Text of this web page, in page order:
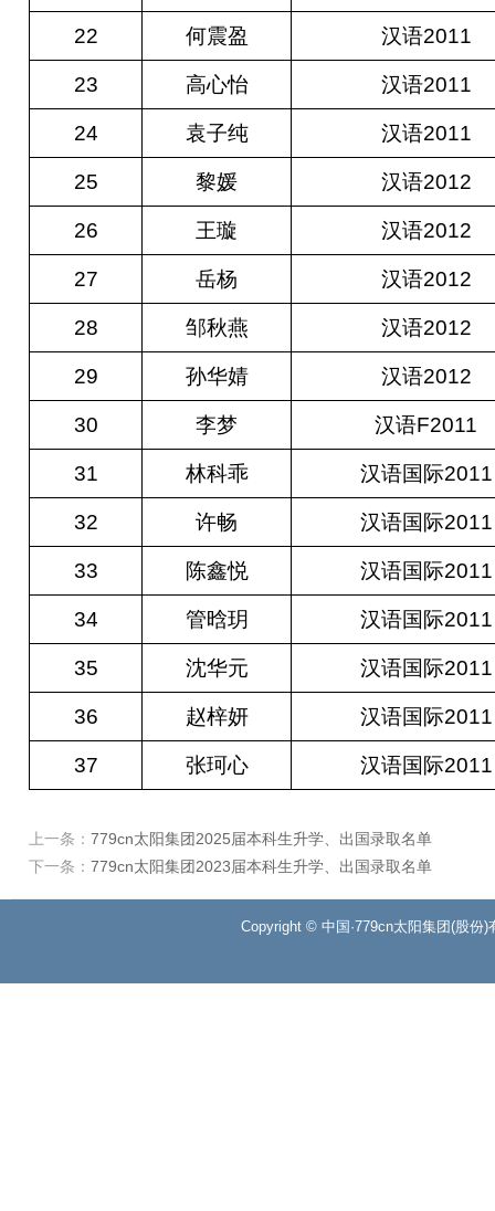
22 何震盈 汉语2011
23 高心怡 汉语2011
24 袁子纯 汉语2011
25 黎媛 汉语2012
26 王璇 汉语2012
27 岳杨 汉语2012
28 邹秋燕 汉语2012
29 孙华婧 汉语2012
30 李梦 汉语F2011
31 林科乖 汉语国际2011
32 许畅 汉语国际2011
33 陈鑫悦 汉语国际2011
34 管晗玥 汉语国际2011
35 沈华元 汉语国际2011
36 赵梓妍 汉语国际2011
37 张珂心 汉语国际2011
上一条： 779cn太阳集团2025届本科生升学、出国录取名单
下一条： 779cn太阳集团2023届本科生升学、出国录取名单
Copyright © 中国·779cn太阳集团(股份